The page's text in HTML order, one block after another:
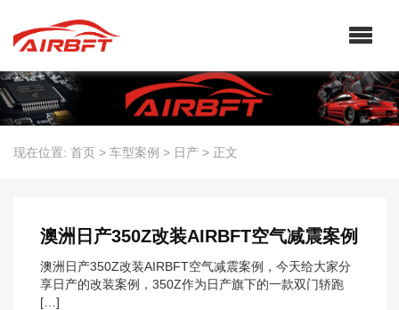
现在位置: 首页 > 车型案例 > 日产 > 正文
澳洲日产350Z改装AIRBFT空气减震案例
澳洲日产350Z改装AIRBFT空气减震案例，今天给大家分
享日产的改装案例，350Z作为日产旗下的一款双门轿跑
[…]